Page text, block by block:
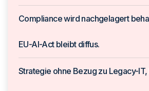
Compliance wird nachgelagert
EU-AI-Act bleibt diffus.
Strategie ohne Bezug zu Legacy-